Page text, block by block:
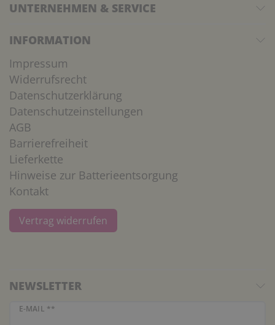
UNTERNEHMEN & SERVICE
INFORMATION
Impressum
Widerrufsrecht
Datenschutzerklärung
Datenschutzeinstellungen
AGB
Barrierefreiheit
Lieferkette
Hinweise zur Batterieentsorgung
Kontakt
Vertrag widerrufen
NEWSLETTER
E-MAIL **
Newsletter Honig